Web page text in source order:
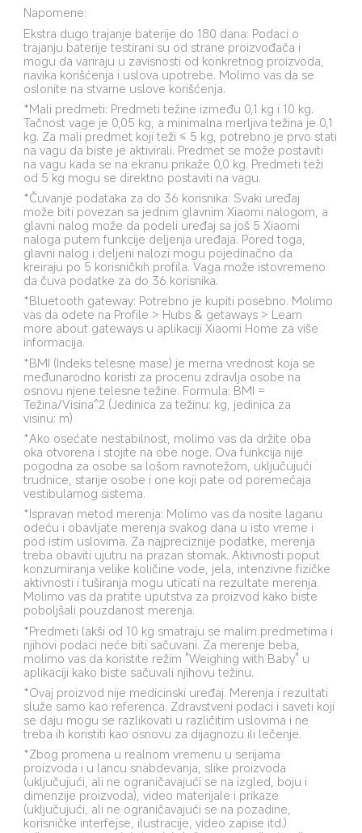
Napomene:
Ekstra dugo trajanje baterije do 180 dana: Podaci o
trajanju baterije testirani su od strane proizvođača i
mogu da variraju u zavisnosti od konkretnog proizvoda,
navika korišćenja i uslova upotrebe. Molimo vas da se
oslonite na stvarne uslove korišćenja.
*Mali predmeti: Predmeti težine između 0,1 kg i 10 kg.
Tačnost vage je 0,05 kg, a minimalna merljiva težina je 0,1
kg. Za mali predmet koji teži ≤ 5 kg, potrebno je prvo stati
na vagu da biste je aktivirali. Predmet se može postaviti
na vagu kada se na ekranu prikaže 0,0 kg. Predmeti teži
od 5 kg mogu se direktno postaviti na vagu.
*Čuvanje podataka za do 36 korisnika: Svaki uređaj
može biti povezan sa jednim glavnim Xiaomi nalogom, a
glavni nalog može da podeli uređaj sa još 5 Xiaomi
naloga putem funkcije deljenja uređaja. Pored toga,
glavni nalog i deljeni nalozi mogu pojedinačno da
kreiraju po 5 korisničkih profila. Vaga može istovremeno
da čuva podatke za do 36 korisnika.
*Bluetooth gateway: Potrebno je kupiti posebno. Molimo
vas da odete na Profile > Hubs & getaways > Learn
more about gateways u aplikaciji Xiaomi Home za više
informacija.
*BMI (Indeks telesne mase) je merna vrednost koja se
međunarodno koristi za procenu zdravlja osobe na
osnovu njene telesne težine. Formula: BMI =
Težina/Visina^2 (Jedinica za težinu: kg, jedinica za
visinu: m)
*Ako osećate nestabilnost, molimo vas da držite oba
oka otvorena i stojite na obe noge. Ova funkcija nije
pogodna za osobe sa lošom ravnotežom, uključujući
trudnice, starije osobe i one koji pate od poremećaja
vestibularnog sistema.
*Ispravan metod merenja: Molimo vas da nosite laganu
odeću i obavljate merenja svakog dana u isto vreme i
pod istim uslovima. Za najpreciznije podatke, merenja
treba obaviti ujutru na prazan stomak. Aktivnosti poput
konzumiranja velike količine vode, jela, intenzivne fizičke
aktivnosti i tuširanja mogu uticati na rezultate merenja.
Molimo vas da pratite uputstva za proizvod kako biste
poboljšali pouzdanost merenja.
*Predmeti lakši od 10 kg smatraju se malim predmetima i
njihovi podaci neće biti sačuvani. Za merenje beba,
molimo vas da koristite režim "Weighing with Baby" u
aplikaciji kako biste sačuvali njihovu težinu.
*Ovaj proizvod nije medicinski uređaj. Merenja i rezultati
služe samo kao referenca. Zdravstveni podaci i saveti koji
se daju mogu se razlikovati u različitim uslovima i ne
treba ih koristiti kao osnovu za dijagnozu ili lečenje.
*Zbog promena u realnom vremenu u serijama
proizvoda i u lancu snabdevanja, slike proizvoda
(uključujući, ali ne ograničavajući se na izgled, boju i
dimenzije proizvoda), video materijale i prikaze
(uključujući, ali ne ograničavajući se na pozadine,
korisničke interfejse, ilustracije, video zapise itd.)